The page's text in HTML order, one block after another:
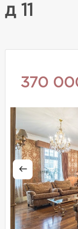
д 11
370